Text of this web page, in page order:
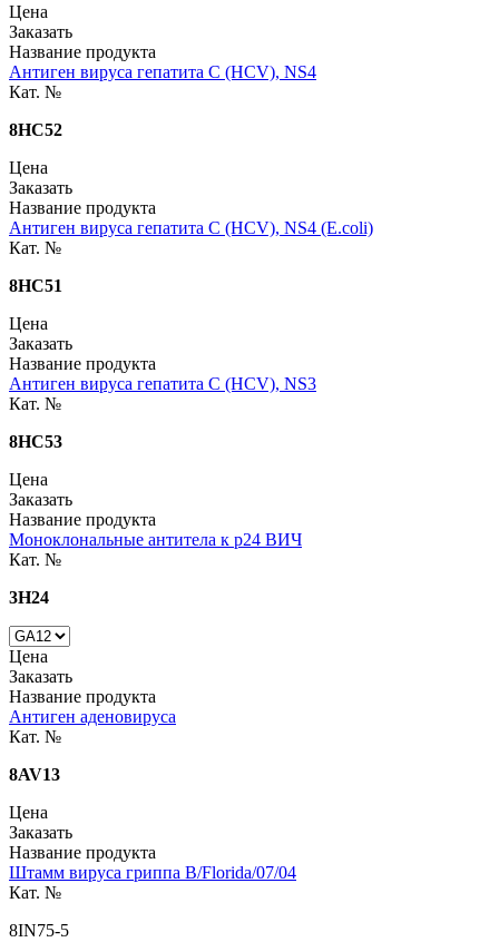
Цена
Заказать
Название продукта
Антиген вируса гепатита C (HCV), NS4
Кат. №
8HC52
Цена
Заказать
Название продукта
Антиген вируса гепатита C (HCV), NS4 (E.coli)
Кат. №
8HC51
Цена
Заказать
Название продукта
Антиген вируса гепатита C (HCV), NS3
Кат. №
8HC53
Цена
Заказать
Название продукта
Моноклональные антитела к р24 ВИЧ
Кат. №
3H24
Цена
Заказать
Название продукта
Антиген аденовируса
Кат. №
8AV13
Цена
Заказать
Название продукта
Штамм вируса гриппа B/Florida/07/04
Кат. №
8IN75-5